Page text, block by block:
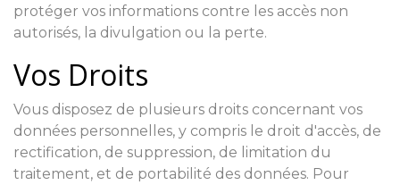
protéger vos informations contre les accès non
autorisés, la divulgation ou la perte.
Vos Droits
Vous disposez de plusieurs droits concernant vos
données personnelles, y compris le droit d'accès, de
rectification, de suppression, de limitation du
traitement, et de portabilité des données. Pour